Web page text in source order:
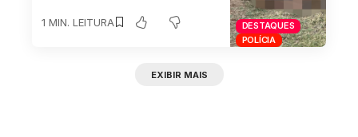
DESTAQUES
POLÍCIA
1 MIN. LEITURA
EXIBIR MAIS